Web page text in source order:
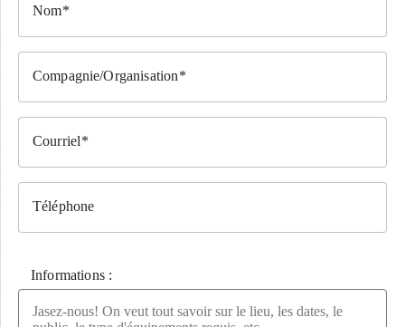
Nom
Compagnie/Organisation
Courriel
Téléphone
Informations :